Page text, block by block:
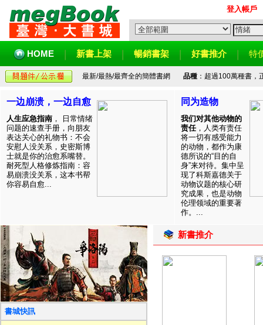
登入帳戶
HOME 新書上架 暢銷書架 好書推介 特
最新/最熱/最齊全的簡體書網 品種：超過100萬種書，
一边崩溃，一边自愈
人生应急指南 ， 日常情绪
问题的速查手册，向朋友
表达关心的礼物书：不会
安慰人没关系，史密斯博
士就是你的治愈系嘴替。
耐死型人格修炼指南：容
易崩溃没关系，这本书帮
你容易自愈...
同为造物
我们对其他动物的
责任，人类有责任
将一切有感受能力
的动物，都作为康
德所说的“目的自
身”来对待。集中呈
现了科斯嘉德关于
动物议题的核心研
究成果，也是动物
伦理领域的重要著
作。...
書城快訊
新書推介